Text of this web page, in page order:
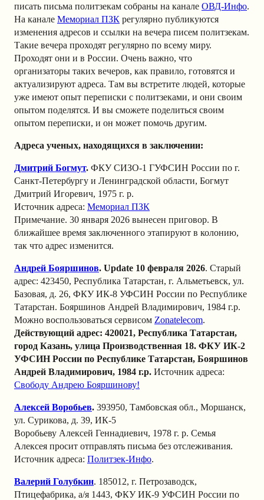
писать письма политзекам собраны на канале ОВД-Инфо.
На канале Мемориал ПЗК регулярно публикуются
изменения адресов и ссылки на вечера писем политзекам.
Такие вечера проходят регулярно по всему миру.
Проходят они и в России. Очень важно, что
организаторы таких вечеров, как правило, готовятся и
актуализируют адреса. Там вы встретите людей, которые
уже имеют опыт переписки с политзеками, и они своим
опытом поделятся. И вы сможете поделиться своим
опытом переписки, и он может помочь другим.
Адреса ученых, находящихся в заключении:
Дмитрий Богмут. ФКУ СИЗО-1 ГУФСИН России по г.
Санкт-Петербургу и Ленинградской области, Богмут
Дмитрий Игоревич, 1975 г. р.
Источник адреса: Мемориал ПЗК
Примечание. 30 января 2026 вынесен приговор. В
ближайшее время заключенного этапируют в колонию,
так что адрес изменится.
Андрей Бояршинов. Update 10 февраля 2026. Старый
адрес: 423450, Республика Татарстан, г. Альметьевск, ул.
Базовая, д. 26, ФКУ ИК-8 УФСИН России по Республике
Татарстан. Бояршинов Андрей Владимирович, 1984 г.р.
Можно воспользоваться сервисом Zonatelecom.
Действующий адрес: 420021, Республика Татарстан,
город Казань, улица Производственная 18. ФКУ ИК-2
УФСИН России по Республике Татарстан, Бояршинов
Андрей Владимирович, 1984 г.р. Источник адреса:
Свободу Андрею Бояршинову!
Алексей Воробьев. 393950, Тамбовская обл., Моршанск,
ул. Сурикова, д. 39, ИК-5
Воробьеву Алексей Геннадиевич, 1978 г. р. Семья
Алексея просит отправлять письма без отслеживания.
Источник адреса: Политзек-Инфо.
Валерий Голубкин. 185012, г. Петрозаводск,
Птицефабрика, а/я 1443, ФКУ ИК-9 УФСИН России по